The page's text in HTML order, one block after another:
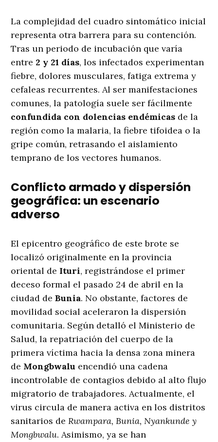
La complejidad del cuadro sintomático inicial
representa otra barrera para su contención.
Tras un periodo de incubación que varía
entre 2 y 21 días, los infectados experimentan
fiebre, dolores musculares, fatiga extrema y
cefaleas recurrentes. Al ser manifestaciones
comunes, la patología suele ser fácilmente
confundida con dolencias endémicas de la
región como la malaria, la fiebre tifoidea o la
gripe común, retrasando el aislamiento
temprano de los vectores humanos.
Conflicto armado y dispersión
geográfica: un escenario
adverso
El epicentro geográfico de este brote se
localizó originalmente en la provincia
oriental de Ituri, registrándose el primer
deceso formal el pasado 24 de abril en la
ciudad deBunia. No obstante, factores de
movilidad social aceleraron la dispersión
comunitaria. Según detalló el Ministerio de
Salud, la repatriación del cuerpo de la
primera víctima hacia la densa zona minera
de Mongbwalu encendió una cadena
incontrolable de contagios debido al alto flujo
migratorio de trabajadores. Actualmente, el
virus circula de manera activa en los distritos
sanitarios deRwampara, Bunia, Nyankunde y
Mongbwalu. Asimismo, ya se han